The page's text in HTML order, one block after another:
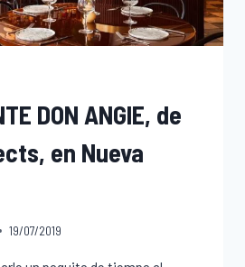
DON ANGIE, de
en Nueva
19/07/2019